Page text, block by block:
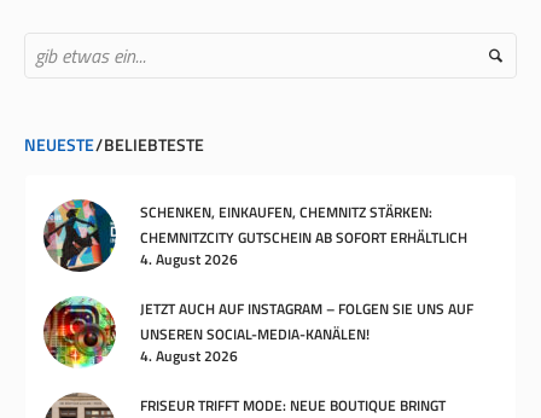
NEUESTE BELIEBTESTE
SCHENKEN, EINKAUFEN, CHEMNITZ STÄRKEN:
CHEMNITZCITY GUTSCHEIN AB SOFORT ERHÄLTLICH
4. August 2026
JETZT AUCH AUF INSTAGRAM – FOLGEN SIE UNS AUF
UNSEREN SOCIAL-MEDIA-KANÄLEN!
4. August 2026
FRISEUR TRIFFT MODE: NEUE BOUTIQUE BRINGT